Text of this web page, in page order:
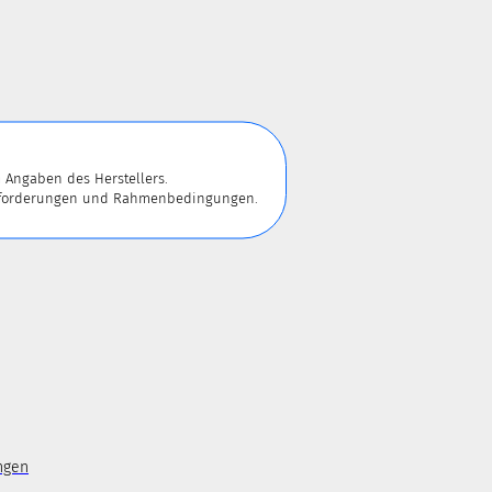
des Herstellers.
und Rahmenbedingungen.